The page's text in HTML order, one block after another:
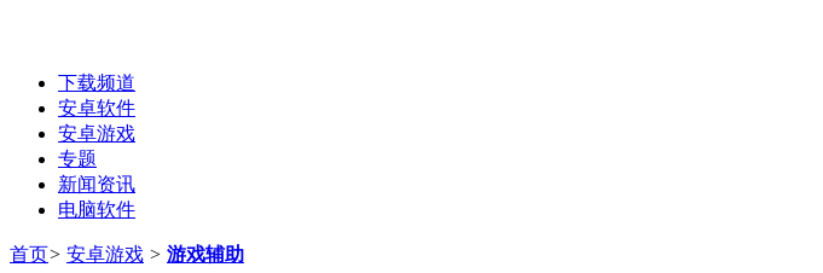
下载频道
安卓软件
安卓游戏
专题
新闻资讯
电脑软件
首页> 安卓游戏 > 游戏辅助